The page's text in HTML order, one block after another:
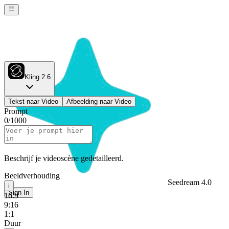
Seedream 4.0
Sign In
Kling 2.6
Tekst naar Video Afbeelding naar Video
Prompt
0/1000
Beschrijf je videoscène gedetailleerd.
Beeldverhouding
i
16:9
9:16
1:1
Duur